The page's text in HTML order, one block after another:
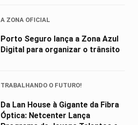
A ZONA OFICIAL
Porto Seguro lança a Zona Azul
Digital para organizar o trânsito
TRABALHANDO O FUTURO!
Da Lan House à Gigante da Fibra
Óptica: Netcenter Lança